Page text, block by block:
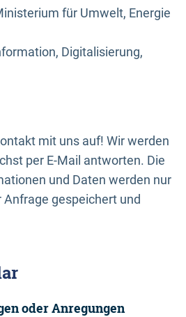
für Umwelt, Energie
Digitalisierung,
mit uns auf! Wir werden
per E-Mail antworten. Die
und Daten werden nur
gespeichert und
oder Anregungen